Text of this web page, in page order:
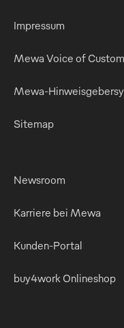
Impressum
Mewa Voice of
Mewa-
Sitemap
Newsroom
Karriere bei Mewa
Kunden-Portal
buy4work Onlineshop